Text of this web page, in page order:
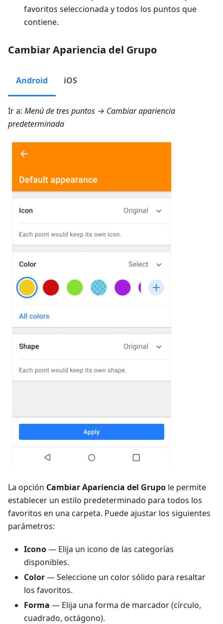
favoritos seleccionada y todos los puntos que
contiene.
Cambiar Apariencia del Grupo
Android iOS
Ir a: Menú de tres puntos → Cambiar apariencia
predeterminada
La opción Cambiar Apariencia del Grupo le permite
establecer un estilo predeterminado para todos los
favoritos en una carpeta. Puede ajustar los siguientes
parámetros:
Icono— Elija un icono de las categorías
disponibles.
Color— Seleccione un color sólido para resaltar
los favoritos.
Forma — Elija una forma de marcador (círculo,
cuadrado, octágono).